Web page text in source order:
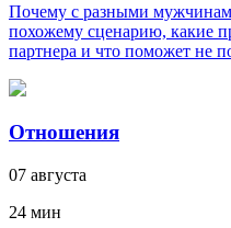
Почему с разными
похожему сценарию, какие
партнера и что поможет не
Отношения
07 августа
24 мин